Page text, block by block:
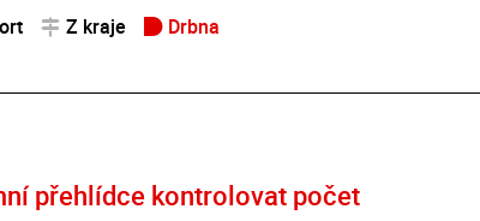
Z kraje Drbna
přehlídce kontrolovat počet